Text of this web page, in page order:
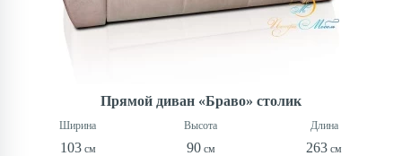
Прямой диван «Браво» столик
103 90 263